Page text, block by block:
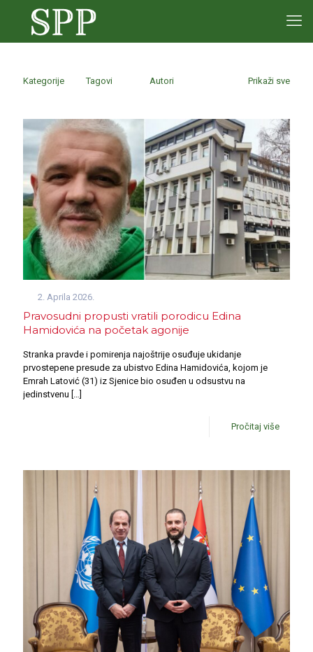
Kategorije Tagovi Autori Prikaži sve
2. Aprila 2026.
Pravosudni propusti vratili porodicu Edina
Hamidovića na početak agonije
Stranka pravde i pomirenja najoštrije osuđuje ukidanje
prvostepene presude za ubistvo Edina Hamidovića, kojom je
Emrah Latović (31) iz Sjenice bio osuđen u odsustvu na
jedinstvenu […]
Pročitaj više